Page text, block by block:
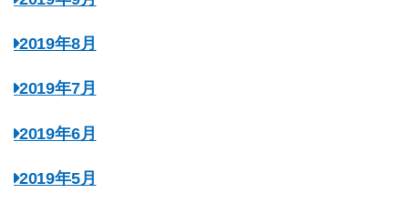
2019年8月
2019年7月
2019年6月
2019年5月